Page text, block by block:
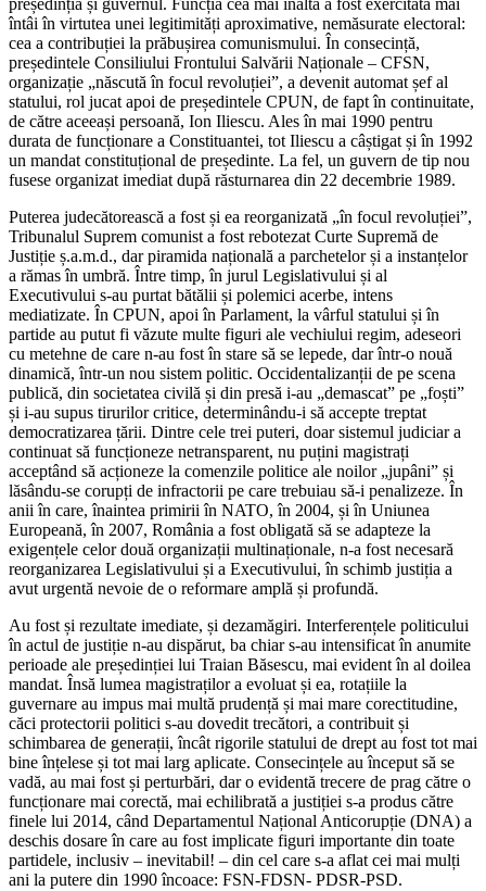
președinția și guvernul. Funcția cea mai înaltă a fost exercitată mai
întâi în virtutea unei legitimități aproximative, nemăsurate electoral:
cea a contribuției la prăbușirea comunismului. În consecință,
președintele Consiliului Frontului Salvării Naționale – CFSN,
organizație „născută în focul revoluției”, a devenit automat șef al
statului, rol jucat apoi de președintele CPUN, de fapt în continuitate,
de către aceeași persoană, Ion Iliescu. Ales în mai 1990 pentru
durata de funcționare a Constituantei, tot Iliescu a câștigat și în 1992
un mandat constituțional de președinte. La fel, un guvern de tip nou
fusese organizat imediat după răsturnarea din 22 decembrie 1989.
Puterea judecătorească a fost și ea reorganizată „în focul revoluției”,
Tribunalul Suprem comunist a fost rebotezat Curte Supremă de
Justiție ș.a.m.d., dar piramida națională a parchetelor și a instanțelor
a rămas în umbră. Între timp, în jurul Legislativului și al
Executivului s-au purtat bătălii și polemici acerbe, intens
mediatizate. În CPUN, apoi în Parlament, la vârful statului și în
partide au putut fi văzute multe figuri ale vechiului regim, adeseori
cu metehne de care n-au fost în stare să se lepede, dar într-o nouă
dinamică, într-un nou sistem politic. Occidentalizanții de pe scena
publică, din societatea civilă și din presă i-au „demascat” pe „foști”
și i-au supus tirurilor critice, determinându-i să accepte treptat
democratizarea țării. Dintre cele trei puteri, doar sistemul judiciar a
continuat să funcționeze netransparent, nu puțini magistrați
acceptând să acționeze la comenzile politice ale noilor „jupâni” și
lăsându-se corupți de infractorii pe care trebuiau să-i penalizeze. În
anii în care, înaintea primirii în NATO, în 2004, și în Uniunea
Europeană, în 2007, România a fost obligată să se adapteze la
exigențele celor două organizații multinaționale, n-a fost necesară
reorganizarea Legislativului și a Executivului, în schimb justiția a
avut urgentă nevoie de o reformare amplă și profundă.
Au fost și rezultate imediate, și dezamăgiri. Interferențele politicului
în actul de justiție n-au dispărut, ba chiar s-au intensificat în anumite
perioade ale președinției lui Traian Băsescu, mai evident în al doilea
mandat. Însă lumea magistraților a evoluat și ea, rotațiile la
guvernare au impus mai multă prudență și mai mare corectitudine,
căci protectorii politici s-au dovedit trecători, a contribuit și
schimbarea de generații, încât rigorile statului de drept au fost tot mai
bine înțelese și tot mai larg aplicate. Consecințele au început să se
vadă, au mai fost și perturbări, dar o evidentă trecere de prag către o
funcționare mai corectă, mai echilibrată a justiției s-a produs către
finele lui 2014, când Departamentul Național Anticorupție (DNA) a
deschis dosare în care au fost implicate figuri importante din toate
partidele, inclusiv – inevitabil! – din cel care s-a aflat cei mai mulți
ani la putere din 1990 încoace: FSN-FDSN- PDSR-PSD.